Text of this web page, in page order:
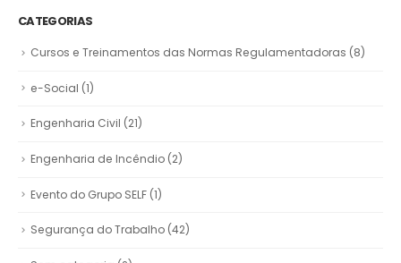
CATEGORIAS
Cursos e Treinamentos das Normas Regulamentadoras (8)
e-Social (1)
Engenharia Civil (21)
Engenharia de Incêndio (2)
Evento do Grupo SELF (1)
Segurança do Trabalho (42)